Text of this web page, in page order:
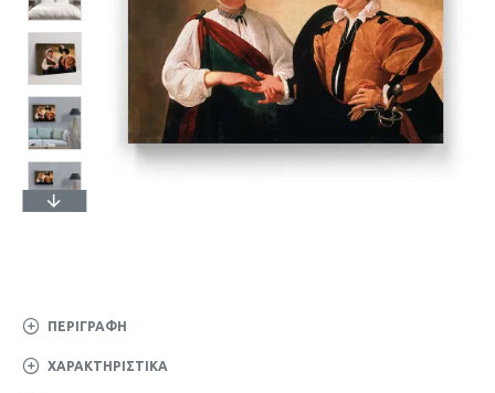
ΠΕΡΙΓΡΑΦΉ
ΧΑΡΑΚΤΗΡΙΣΤΙΚΆ